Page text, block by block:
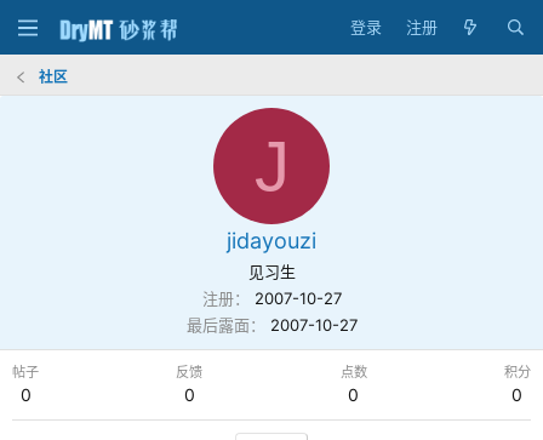
登录 注册
社区
J
jidayouzi
见习生
注册
2007-10-27
最后露面
2007-10-27
帖子
0
反馈
0
点数
0
积分
0